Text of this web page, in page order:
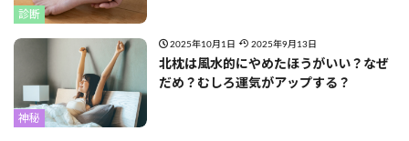
診断
神秘
2025年10月1日 2025年9月13日
北枕は風水的にやめたほうがいい？なぜ
だめ？むしろ運気がアップする？